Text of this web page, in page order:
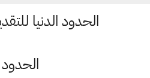
الحدود الدنيا